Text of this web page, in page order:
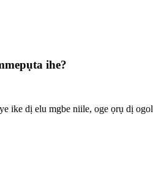
ihe?
dị elu mgbe niile, oge ọrụ dị